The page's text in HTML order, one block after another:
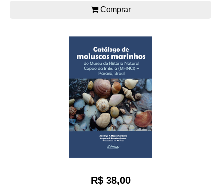
Comprar
R$ 38,00